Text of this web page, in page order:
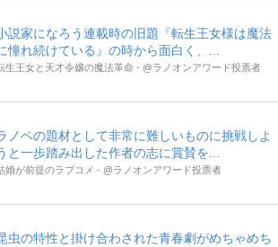
説家になろう連載時の旧題『転生王女様は魔法
憧れ続けている』の時から面白く、...
生王女と天才令嬢の魔法革命 - @ラノオンアワード投票者
ノベの題材として非常に難しいものに挑戦しよ
と一歩踏み出した作者の志に賞賛を...
婚が前提のラブコメ - @ラノオンアワード投票者
虫の特性と掛け合わされた青春劇がめちゃめち